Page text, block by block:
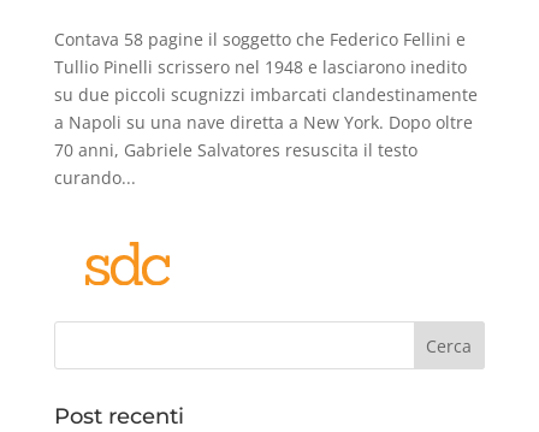
Contava 58 pagine il soggetto che Federico Fellini e
Tullio Pinelli scrissero nel 1948 e lasciarono inedito
su due piccoli scugnizzi imbarcati clandestinamente
a Napoli su una nave diretta a New York. Dopo oltre
70 anni, Gabriele Salvatores resuscita il testo
curando...
Cerca
Post recenti